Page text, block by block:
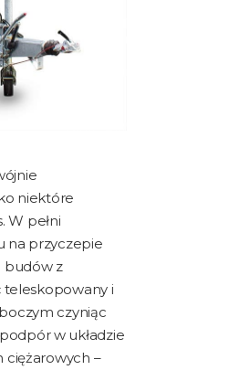
niektóre
W pełni
na przyczepie
budów z
teleskopowany i
czyniąc
w układzie
ciężarowych –